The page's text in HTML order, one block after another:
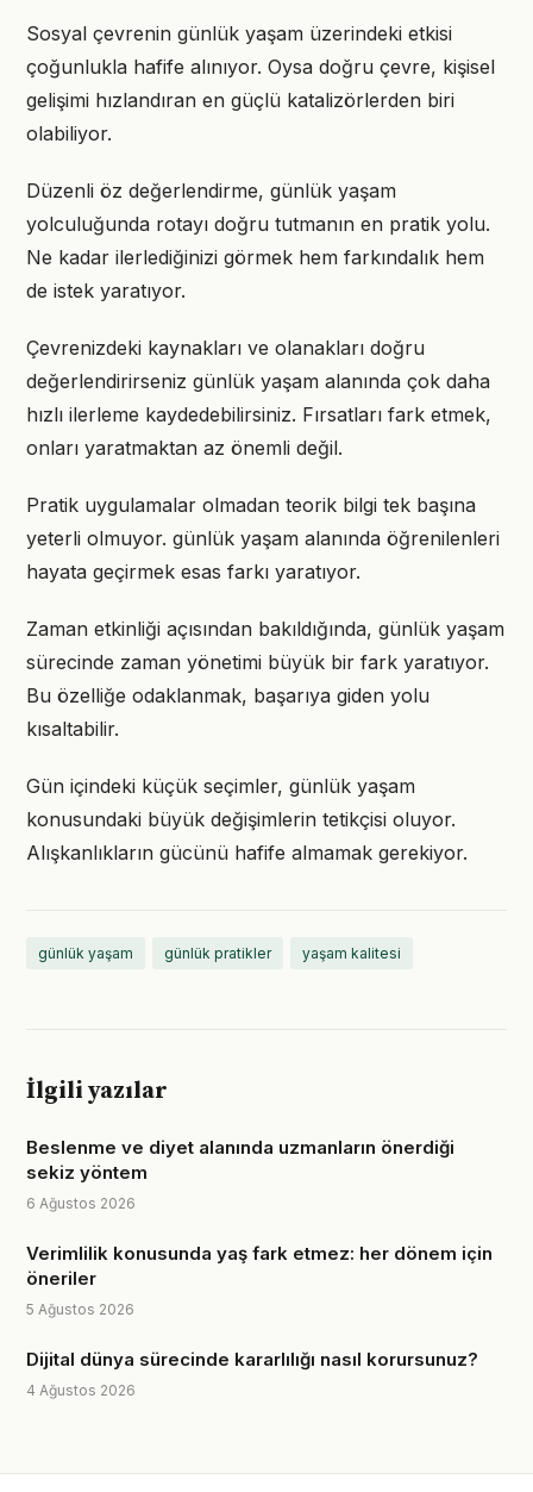
Sosyal çevrenin günlük yaşam üzerindeki etkisi
çoğunlukla hafife alınıyor. Oysa doğru çevre, kişisel
gelişimi hızlandıran en güçlü katalizörlerden biri
olabiliyor.
Düzenli öz değerlendirme, günlük yaşam
yolculuğunda rotayı doğru tutmanın en pratik yolu.
Ne kadar ilerlediğinizi görmek hem farkındalık hem
de istek yaratıyor.
Çevrenizdeki kaynakları ve olanakları doğru
değerlendirirseniz günlük yaşam alanında çok daha
hızlı ilerleme kaydedebilirsiniz. Fırsatları fark etmek,
onları yaratmaktan az önemli değil.
Pratik uygulamalar olmadan teorik bilgi tek başına
yeterli olmuyor. günlük yaşam alanında öğrenilenleri
hayata geçirmek esas farkı yaratıyor.
Zaman etkinliği açısından bakıldığında, günlük yaşam
sürecinde zaman yönetimi büyük bir fark yaratıyor.
Bu özelliğe odaklanmak, başarıya giden yolu
kısaltabilir.
Gün içindeki küçük seçimler, günlük yaşam
konusundaki büyük değişimlerin tetikçisi oluyor.
Alışkanlıkların gücünü hafife almamak gerekiyor.
günlük yaşam günlük pratikler yaşam kalitesi
İlgili yazılar
Beslenme ve diyet alanında uzmanların önerdiği
sekiz yöntem
6 Ağustos 2026
Verimlilik konusunda yaş fark etmez: her dönem için
öneriler
5 Ağustos 2026
Dijital dünya sürecinde kararlılığı nasıl korursunuz?
4 Ağustos 2026